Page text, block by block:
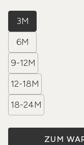
3M
6M
9-12M
12-18M
18-24M
ZUM